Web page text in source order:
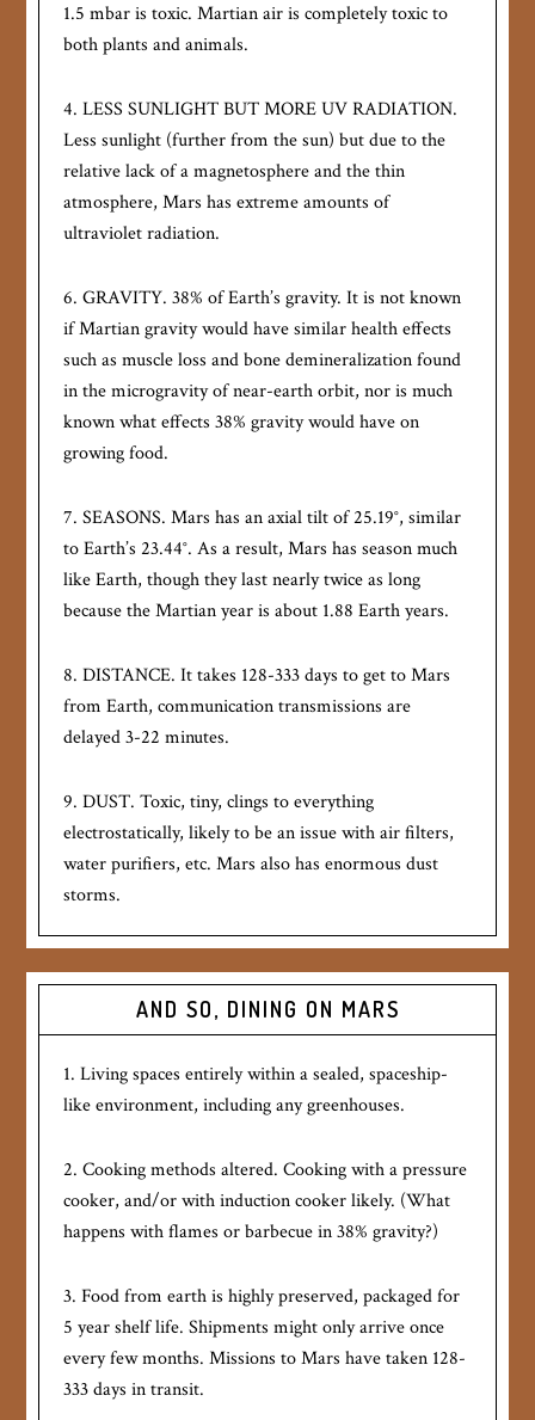
1.5 mbar is toxic. Martian air is completely toxic to
both plants and animals.
4. LESS SUNLIGHT BUT MORE UV RADIATION.
Less sunlight (further from the sun) but due to the
relative lack of a magnetosphere and the thin
atmosphere, Mars has extreme amounts of
ultraviolet radiation.
6. GRAVITY. 38% of Earth’s gravity. It is not known
if Martian gravity would have similar health effects
such as muscle loss and bone demineralization found
in the microgravity of near-earth orbit, nor is much
known what effects 38% gravity would have on
growing food.
7. SEASONS. Mars has an axial tilt of 25.19°, similar
to Earth’s 23.44°. As a result, Mars has season much
like Earth, though they last nearly twice as long
because the Martian year is about 1.88 Earth years.
8. DISTANCE. It takes 128-333 days to get to Mars
from Earth, communication transmissions are
delayed 3-22 minutes.
9. DUST. Toxic, tiny, clings to everything
electrostatically, likely to be an issue with air filters,
water purifiers, etc. Mars also has enormous dust
storms.
AND SO, DINING ON MARS
1. Living spaces entirely within a sealed, spaceship-
like environment, including any greenhouses.
2. Cooking methods altered. Cooking with a pressure
cooker, and/or with induction cooker likely. (What
happens with flames or barbecue in 38% gravity?)
3. Food from earth is highly preserved, packaged for
5 year shelf life. Shipments might only arrive once
every few months. Missions to Mars have taken 128-
333 days in transit.